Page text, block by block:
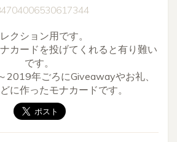
クション用です。
カードを投げてくれると有り難い
です。
2019年ごろにGiveawayやお礼、
に作ったモナカードです。